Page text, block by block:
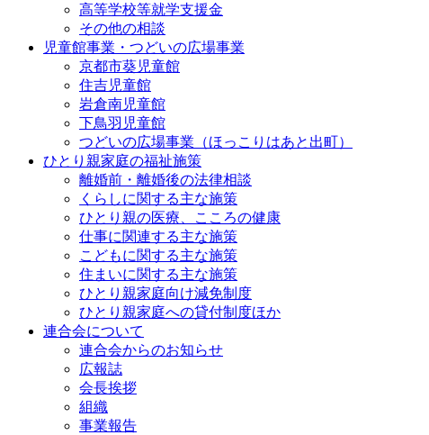
高等学校等就学支援金
その他の相談
児童館事業・つどいの広場事業
京都市葵児童館
住吉児童館
岩倉南児童館
下鳥羽児童館
つどいの広場事業（ほっこりはあと出町）
ひとり親家庭の福祉施策
離婚前・離婚後の法律相談
くらしに関する主な施策
ひとり親の医療、こころの健康
仕事に関連する主な施策
こどもに関する主な施策
住まいに関する主な施策
ひとり親家庭向け減免制度
ひとり親家庭への貸付制度ほか
連合会について
連合会からのお知らせ
広報誌
会長挨拶
組織
事業報告